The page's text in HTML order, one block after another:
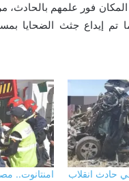
فور علمهم بالحادث،
إيداع جثث الضحايا
حادث انقلاب